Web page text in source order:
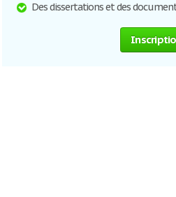
Des dissertations et des